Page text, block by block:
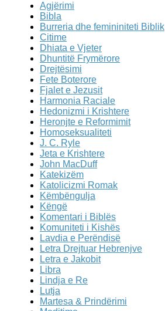
Agjërimi
Bibla
Burreria dhe femininiteti Biblik
Citime
Dhiata e Vjeter
Dhuntitë Frymërore
Drejtësimi
Fete Boterore
Fjalet e Jezusit
Harmonia Raciale
Hedonizmi i Krishtere
Heronjte e Reformimit
Homoseksualiteti
J. C. Ryle
Jeta e Krishtere
John MacDuff
Katekizëm
Katolicizmi Romak
Këmbëngulja
Këngë
Komentari i Biblës
Komuniteti i Kishës
Lavdia e Perëndisë
Letra Drejtuar Hebrenjve
Letra e Jakobit
Libra
Lindja e Re
Lutja
Martesa & Prindërimi